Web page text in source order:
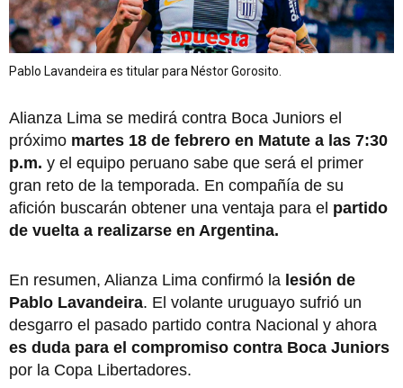
Pablo Lavandeira es titular para Néstor Gorosito.
Alianza Lima se medirá contra Boca Juniors el
próximo martes 18 de febrero en Matute a las 7:30
p.m. y el equipo peruano sabe que será el primer
gran reto de la temporada. En compañía de su
afición buscarán obtener una ventaja para el partido
de vuelta a realizarse en Argentina.
En resumen, Alianza Lima confirmó la lesión de
Pablo Lavandeira. El volante uruguayo sufrió un
desgarro el pasado partido contra Nacional y ahora
es duda para el compromiso contra Boca Juniors
por la Copa Libertadores.